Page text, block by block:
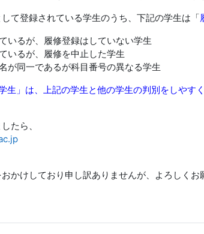
て登録されている学生のうち、下記の学生は「
いるが、履修登録はしていない学生
いるが、履修を中止した学生
が同一であるが科目番号の異なる学生
生」は、上記の学生と他の学生の判別をしやす
たら、
かけしており申し訳ありませんが、よろしくお